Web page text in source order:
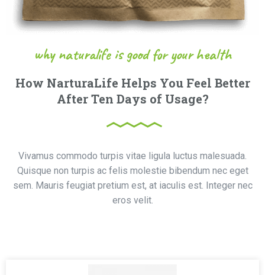
why naturalife is good for your health
How NarturaLife Helps You Feel Better
After Ten Days of Usage?
Vivamus commodo turpis vitae ligula luctus malesuada.
Quisque non turpis ac felis molestie bibendum nec eget
sem. Mauris feugiat pretium est, at iaculis est. Integer nec
eros velit.